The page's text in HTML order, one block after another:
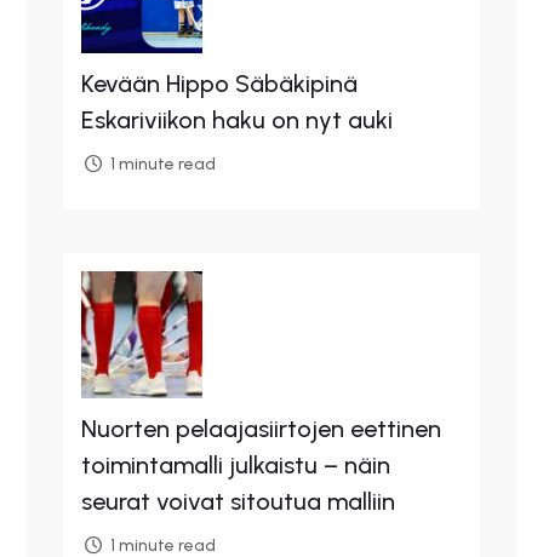
Kevään Hippo Säbäkipinä
Eskariviikon haku on nyt auki
1 minute read
Nuorten pelaajasiirtojen eettinen
toimintamalli julkaistu – näin
seurat voivat sitoutua malliin
1 minute read